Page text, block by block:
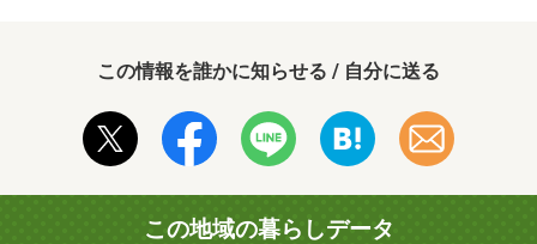
この情報を誰かに知らせる / 自分に送る
この地域の暮らしデータ